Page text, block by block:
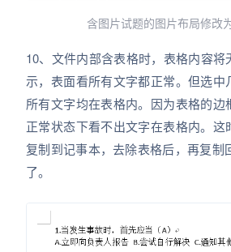
含图片试题的图片布局修改
10、文件内部含表格时，表格内容
示，表面看所有文字都正常。但选中
所有文字均在表格内。因为表格的边
正常状态下看不出文字在表格内。这
复制到记事本，去除表格后，再复制
了。